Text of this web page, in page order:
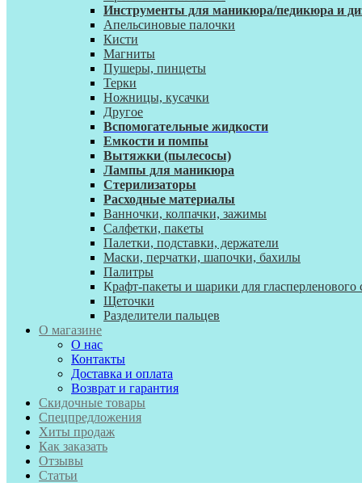
Инструменты для маникюра/педикюра и
Апельсиновые палочки
Кисти
Магниты
Пушеры, пинцеты
Терки
Ножницы, кусачки
Другое
Вспомогательные жидкости
Емкости и помпы
Вытяжки (пылесосы)
Лампы для маникюра
Стерилизаторы
Расходные материалы
Ванночки, колпачки, зажимы
Салфетки, пакеты
Палетки, подставки, держатели
Маски, перчатки, шапочки, бахилы
Палитры
Крафт-пакеты и шарики для гласперленового
Щеточки
Разделители пальцев
О магазине
О нас
Контакты
Доставка и оплата
Возврат и гарантия
Скидочные товары
Спецпредложения
Хиты продаж
Как заказать
Отзывы
Статьи